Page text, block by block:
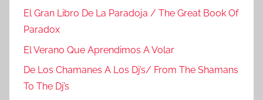
El Gran Libro De La Paradoja / The Great Book Of
Paradox
El Verano Que Aprendimos A Volar
De Los Chamanes A Los Dj’s/ From The Shamans
To The Dj’s